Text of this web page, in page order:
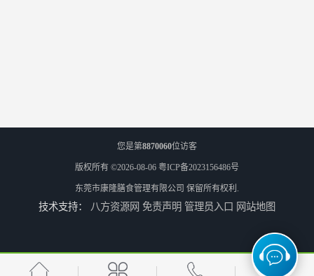
您是第8870060位访客
版权所有 ©2026-08-06 粤ICP备2023156486号
东莞市康隆膳食管理有限公司 保留所有权利.
技术支持： 八方资源网 免责声明 管理员入口 网站地图